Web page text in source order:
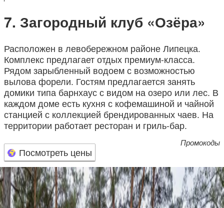
Загородный клуб «Озёра»
Расположен в левобережном районе Липецка.
Комплекс предлагает отдых премиум-класса.
Рядом зарыбленный водоем с возможностью
вылова форели. Гостям предлагается занять
домики типа барнхаус с видом на озеро или лес. В
каждом доме есть кухня с кофемашиной и чайной
станцией с коллекцией брендированных чаев. На
территории работает ресторан и гриль-бар.
Посмотреть цены
Промокоды